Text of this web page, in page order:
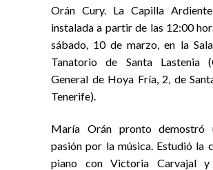
Orán Cury. La Capilla
instalada a partir de las 12:00
sábado, 10 de marzo, en la
Tanatorio de Santa Lastenia
General de Hoya Fría, 2, de
Tenerife).
María Orán pronto demostró
pasión por la música. Estudió la
piano con Victoria Carvajal